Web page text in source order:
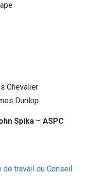
Chevalier
Dunlop
Spika – ASPC
de travail du Conseil